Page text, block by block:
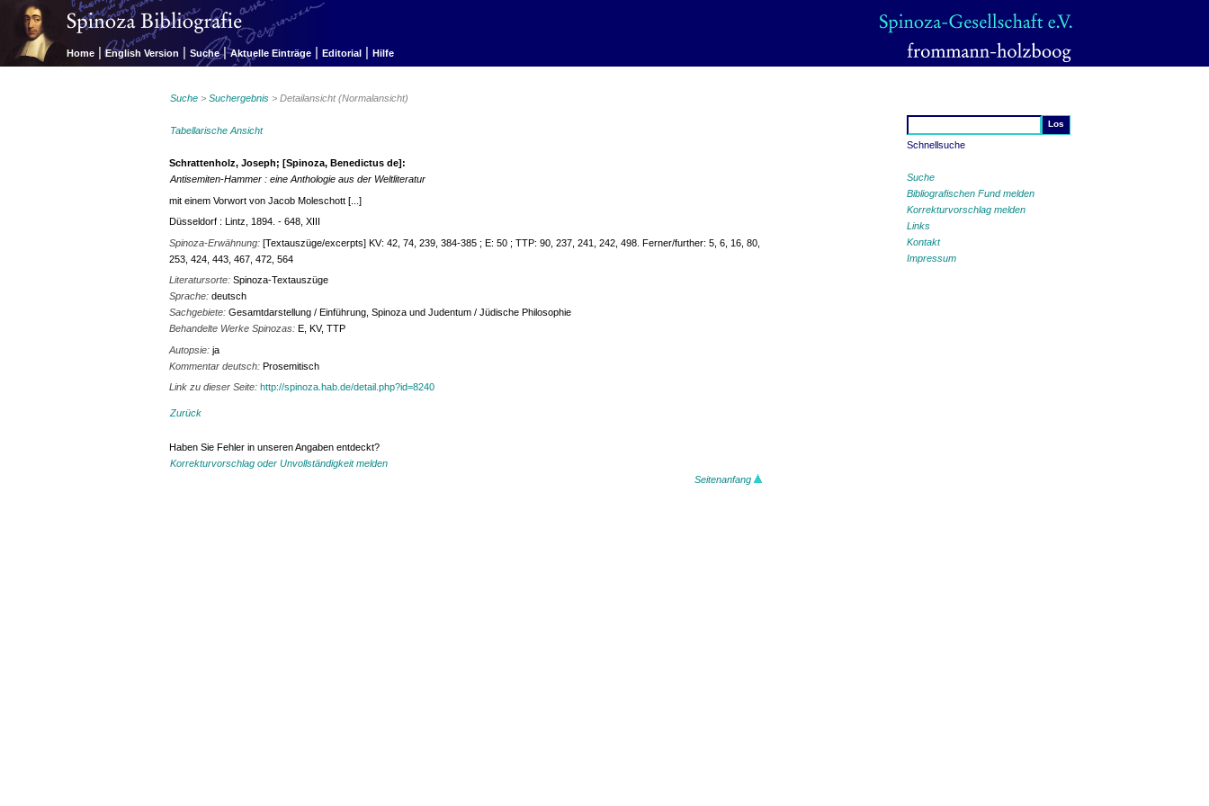
Home | English Version | Suche | Aktuelle Einträge | Editorial | Hilfe
Schnellsuche
Suche
Bibliografischen Fund melden
Korrekturvorschlag melden
Links
Kontakt
Impressum
Suche >Suchergebnis > Detailansicht (Normalansicht)
Tabellarische Ansicht
Schrattenholz, Joseph; [Spinoza, Benedictus de]:
Antisemiten-Hammer : eine Anthologie aus der Weltliteratur
mit einem Vorwort von Jacob Moleschott [...]
Düsseldorf : Lintz, 1894. - 648, XIII
Spinoza-Erwähnung:[Textauszüge/excerpts] KV: 42, 74, 239, 384-385 ; E: 50 ; TTP: 90, 237, 241, 242, 498. Ferner/further: 5, 6, 16, 80,
253, 424, 443, 467, 472, 564
Literatursorte:Spinoza-Textauszüge
Sprache:deutsch
Sachgebiete:Gesamtdarstellung / Einführung, Spinoza und Judentum / Jüdische Philosophie
Behandelte Werke Spinozas:E, KV, TTP
Autopsie:ja
Kommentar deutsch:Prosemitisch
Link zu dieser Seite:http://spinoza.hab.de/detail.php?id=8240
Zurück
Haben Sie Fehler in unseren Angaben entdeckt?
Korrekturvorschlag oder Unvollständigkeit melden
Seitenanfang